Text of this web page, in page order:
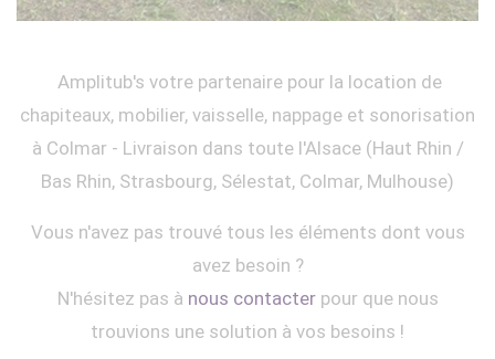
Amplitub's votre partenaire pour la location de
chapiteaux, mobilier, vaisselle, nappage et sonorisation
à Colmar - Livraison dans toute l'Alsace (Haut Rhin /
Bas Rhin, Strasbourg, Sélestat, Colmar, Mulhouse)
Vous n'avez pas trouvé tous les éléments dont vous
avez besoin ?
N'hésitez pas à nous contacterpour que nous
trouvions une solution à vos besoins !